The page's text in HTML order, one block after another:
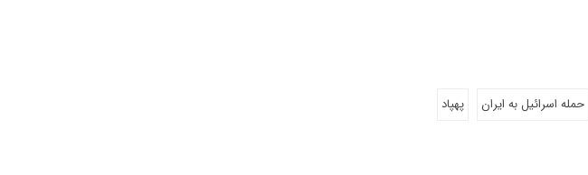
حمله اسرائیل به ایران
پهپاد